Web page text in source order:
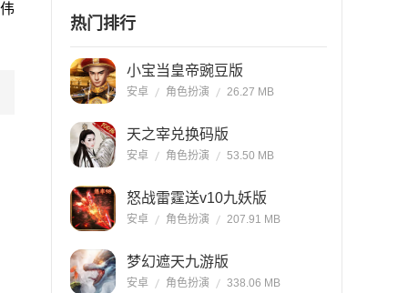
热门排行
小宝当皇帝豌豆版
安卓 角色扮演 26.27 MB
天之宰兑换码版
安卓 角色扮演 53.50 MB
怒战雷霆送v10九妖版
安卓 角色扮演 207.91 MB
梦幻遮天九游版
安卓 角色扮演 338.06 MB